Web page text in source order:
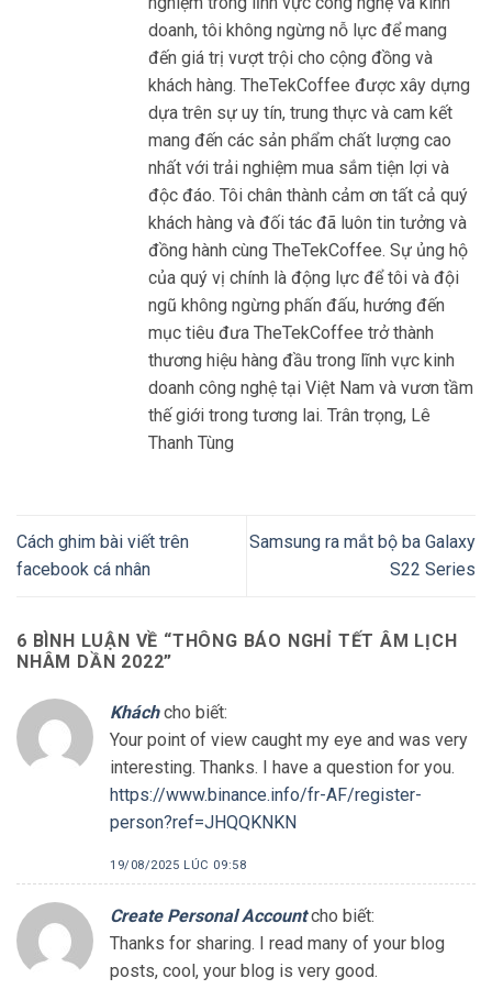
doanh, tôi không ngừng nỗ lực để mang
đến giá trị vượt trội cho cộng đồng và
khách hàng. TheTekCoffee được xây dựng
dựa trên sự uy tín, trung thực và cam kết
mang đến các sản phẩm chất lượng cao
nhất với trải nghiệm mua sắm tiện lợi và
độc đáo. Tôi chân thành cảm ơn tất cả quý
khách hàng và đối tác đã luôn tin tưởng và
đồng hành cùng TheTekCoffee. Sự ủng hộ
của quý vị chính là động lực để tôi và đội
ngũ không ngừng phấn đấu, hướng đến
mục tiêu đưa TheTekCoffee trở thành
thương hiệu hàng đầu trong lĩnh vực kinh
doanh công nghệ tại Việt Nam và vươn tầm
thế giới trong tương lai. Trân trọng, Lê
Thanh Tùng
Cách ghim bài viết trên
facebook cá nhân
Samsung ra mắt bộ ba Galaxy
S22 Series
6 BÌNH LUẬN VỀ “THÔNG BÁO NGHỈ TẾT ÂM LỊCH
NHÂM DẦN 2022”
Khách cho biết:
Your point of view caught my eye and was very
interesting. Thanks. I have a question for you.
https://www.binance.info/fr-AF/register-
person?ref=JHQQKNKN
19/08/2025 LÚC 09:58
Create Personal Account cho biết:
Thanks for sharing. I read many of your blog
posts, cool, your blog is very good.